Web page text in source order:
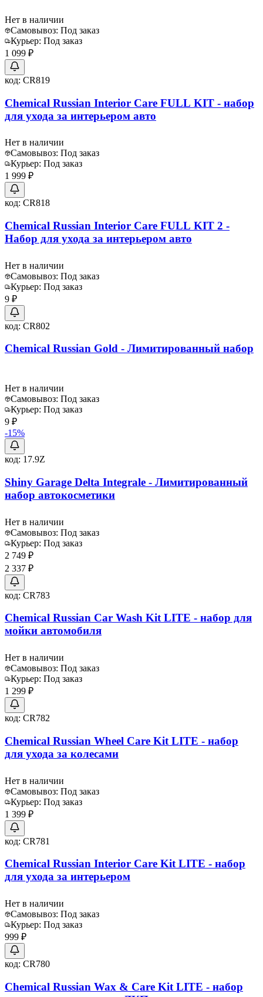
Нет в наличии
Самовывоз: Под заказ
Курьер: Под заказ
1 099 ₽
код: CR819
Chemical Russian Interior Care FULL KIT - набор
для ухода за интерьером авто
Нет в наличии
Самовывоз: Под заказ
Курьер: Под заказ
1 999 ₽
код: CR818
Chemical Russian Interior Care FULL KIT 2 -
Набор для ухода за интерьером авто
Нет в наличии
Самовывоз: Под заказ
Курьер: Под заказ
9 ₽
код: CR802
Chemical Russian Gold - Лимитированный набор
Нет в наличии
Самовывоз: Под заказ
Курьер: Под заказ
9 ₽
-15%
код: 17.9Z
Shiny Garage Delta Integrale - Лимитированный
набор автокосметики
Нет в наличии
Самовывоз: Под заказ
Курьер: Под заказ
2 749 ₽
2 337 ₽
код: CR783
Chemical Russian Car Wash Kit LITE - набор для
мойки автомобиля
Нет в наличии
Самовывоз: Под заказ
Курьер: Под заказ
1 299 ₽
код: CR782
Chemical Russian Wheel Care Kit LITE - набор
для ухода за колесами
Нет в наличии
Самовывоз: Под заказ
Курьер: Под заказ
1 399 ₽
код: CR781
Chemical Russian Interior Care Kit LITE - набор
для ухода за интерьером
Нет в наличии
Самовывоз: Под заказ
Курьер: Под заказ
999 ₽
код: CR780
Chemical Russian Wax & Care Kit LITE - набор